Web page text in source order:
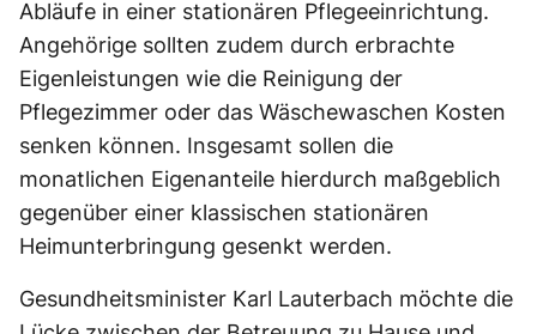
Abläufe in einer stationären Pflegeeinrichtung.
Angehörige sollten zudem durch erbrachte
Eigenleistungen wie die Reinigung der
Pflegezimmer oder das Wäschewaschen Kosten
senken können. Insgesamt sollen die
monatlichen Eigenanteile hierdurch maßgeblich
gegenüber einer klassischen stationären
Heimunterbringung gesenkt werden.
Gesundheitsminister Karl Lauterbach möchte die